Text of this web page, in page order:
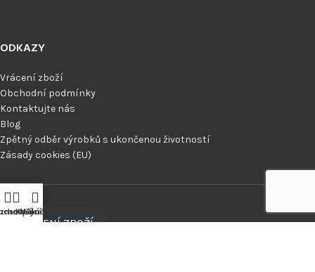
ODKAZY
Vrácení zboží
Obchodní podmínky
Kontaktujte nás
Blog
Zpětný odběr výrobků s ukončenou životností
Zásady cookies (EU)
VRÁCENÍ ZBOŽÍ
přání
Košík
Můj účet